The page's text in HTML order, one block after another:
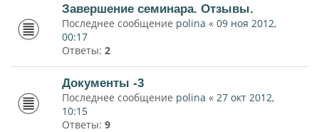
Завершение семинара. Отзывы.
Последнее сообщение polina « 09 ноя 2012,
00:17
Ответы: 2
Документы -3
Последнее сообщение polina « 27 окт 2012,
10:15
Ответы: 9